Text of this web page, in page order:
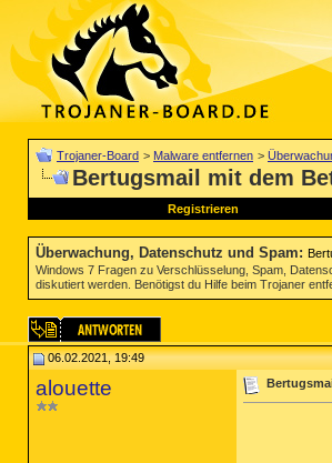
Trojaner-Board > Malware entfernen >
Bertugsmail mit dem
Registrieren
Überwachung, Datenschutz und Spam:
Windows 7 Fragen zu Verschlüsselung, Spam,
diskutiert werden. Benötigst du Hilfe beim Trojaner
06.02.2021, 19:49
alouette